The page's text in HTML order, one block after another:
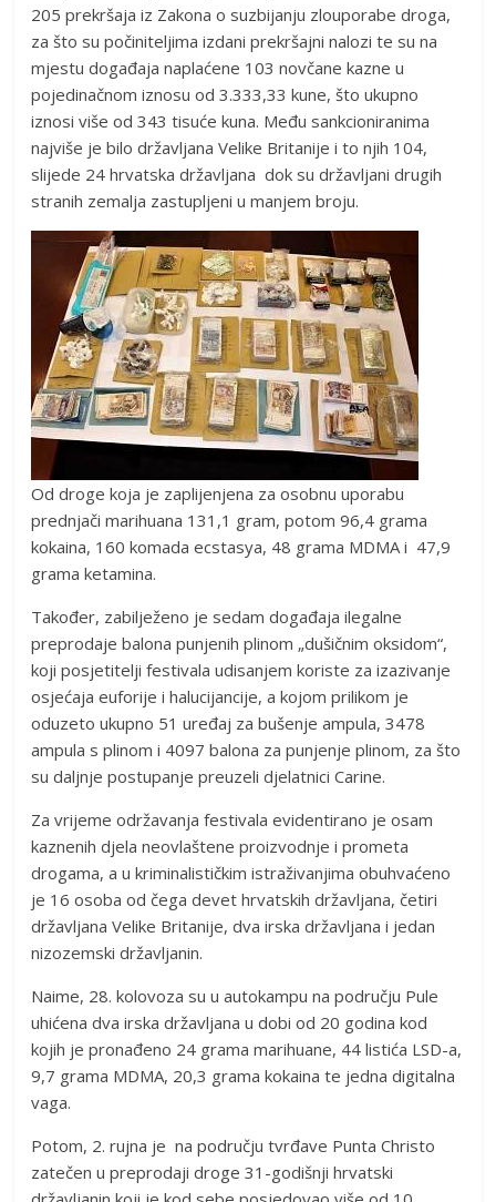
205 prekršaja iz Zakona o suzbijanju zlouporabe droga,
za što su počiniteljima izdani prekršajni nalozi te su na
mjestu događaja naplaćene 103 novčane kazne u
pojedinačnom iznosu od 3.333,33 kune, što ukupno
iznosi više od 343 tisuće kuna. Među sankcioniranima
najviše je bilo državljana Velike Britanije i to njih 104,
slijede 24 hrvatska državljana dok su državljani drugih
stranih zemalja zastupljeni u manjem broju.
Od droge koja je zaplijenjena za osobnu uporabu
prednjači marihuana 131,1 gram, potom 96,4 grama
kokaina, 160 komada ecstasya, 48 grama MDMA i 47,9
grama ketamina.
Također, zabilježeno je sedam događaja ilegalne
preprodaje balona punjenih plinom „dušičnim oksidom“,
koji posjetitelji festivala udisanjem koriste za izazivanje
osjećaja euforije i halucijancije, a kojom prilikom je
oduzeto ukupno 51 uređaj za bušenje ampula, 3478
ampula s plinom i 4097 balona za punjenje plinom, za što
su daljnje postupanje preuzeli djelatnici Carine.
Za vrijeme održavanja festivala evidentirano je osam
kaznenih djela neovlaštene proizvodnje i prometa
drogama, a u kriminalističkim istraživanjima obuhvaćeno
je 16 osoba od čega devet hrvatskih državljana, četiri
državljana Velike Britanije, dva irska državljana i jedan
nizozemski državljanin.
Naime, 28. kolovoza su u autokampu na području Pule
uhićena dva irska državljana u dobi od 20 godina kod
kojih je pronađeno 24 grama marihuane, 44 listića LSD-a,
9,7 grama MDMA, 20,3 grama kokaina te jedna digitalna
vaga.
Potom, 2. rujna je na području tvrđave Punta Christo
zatečen u preprodaji droge 31-godišnji hrvatski